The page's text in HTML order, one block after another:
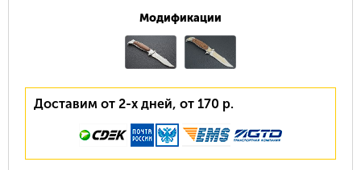
Модификации
Доставим от 2-х дней, от 170 р.